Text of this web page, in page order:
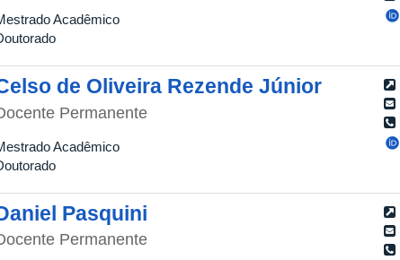
Acadêmico
de Oliveira Rezende Júnior
Permanente
Acadêmico
Pasquini
Permanente